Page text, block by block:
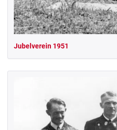
Jubelverein 1951